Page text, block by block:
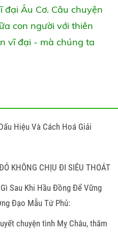
Âu Cơ. Câu chuyện
con người với thiên
vĩ đại - mà chúng ta
Hiệu Và Cách Hoá Giải
KHÔNG CHỊU ĐI SIÊU THOÁT
Sau Khi Hầu Đồng Để Vững
Đạo Mẫu Tứ Phủ:
chuyện tình Mỵ Châu, thăm